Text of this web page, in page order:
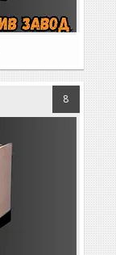
8